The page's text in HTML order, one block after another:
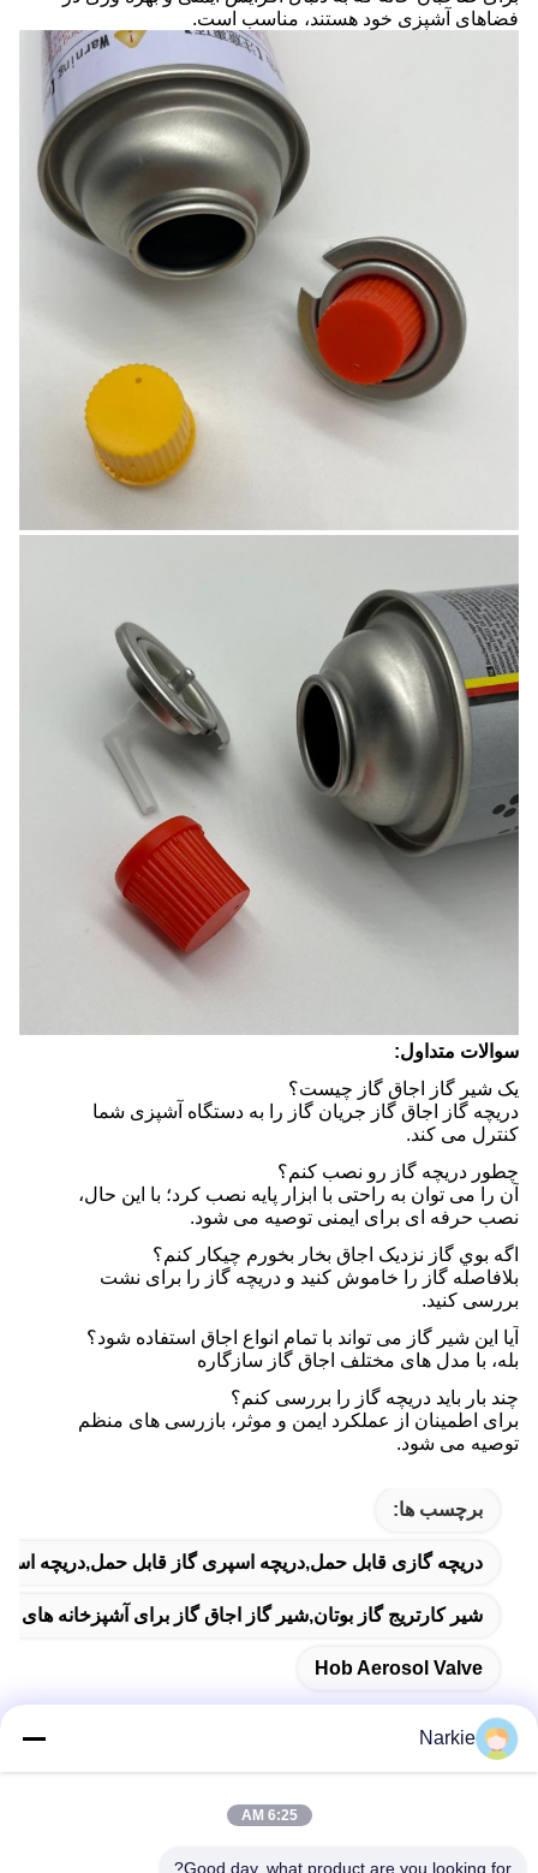
فضاهای آشپزی خود هستند، مناسب است.
سوالات متداول:
یک شیر گاز اجاق گاز چیست؟
دریچه گاز اجاق گاز جریان گاز را به دستگاه آشپزی شما
کنترل می کند.
چطور دریچه گاز رو نصب کنم؟
آن را می توان به راحتی با ابزار پایه نصب کرد؛ با این حال،
نصب حرفه ای برای ایمنی توصیه می شود.
اگه بوي گاز نزديک اجاق بخار بخورم چيکار کنم؟
بلافاصله گاز را خاموش کنید و دریچه گاز را برای نشت
بررسی کنید.
آیا این شیر گاز می تواند با تمام انواع اجاق استفاده شود؟
بله، با مدل های مختلف اجاق گاز سازگاره
چند بار باید دریچه گاز را بررسی کنم؟
برای اطمینان از عملکرد ایمن و موثر، بازرسی های منظم
توصیه می شود.
برچسب ها:
دریچه گازی قابل حمل,دریچه اسپری گاز قابل حمل,دریچه
شیر کارتریج گاز بوتان,شیر گاز اجاق گاز برای آشپزخانه های
Hob Aerosol Valve
Narkie
6:25 AM
Good day, what product are you looking for?